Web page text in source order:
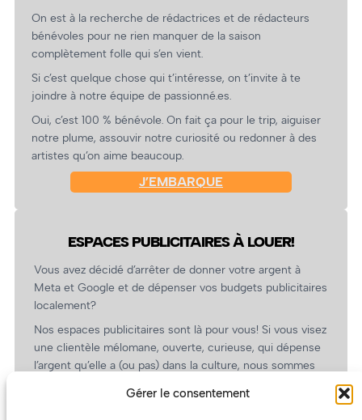
Gérer le consentement
On est à la recherche de rédactrices et de rédacteurs
bénévoles pour ne rien manquer de la saison
complètement folle qui s’en vient.
Si c’est quelque chose qui t’intéresse, on t’invite à te
joindre à notre équipe de passionné.es.
Oui, c’est 100 % bénévole. On fait ça pour le trip, aiguiser
notre plume, assouvir notre curiosité ou redonner à des
artistes qu’on aime beaucoup.
J’EMBARQUE
ESPACES PUBLICITAIRES À LOUER!
Vous avez décidé d’arrêter de donner votre argent à
Meta et Google et de dépenser vos budgets publicitaires
localement?
Nos espaces publicitaires sont là pour vous! Si vous visez
une clientèle mélomane, ouverte, curieuse, qui dépense
l’argent qu’elle a (ou pas) dans la culture, nous sommes